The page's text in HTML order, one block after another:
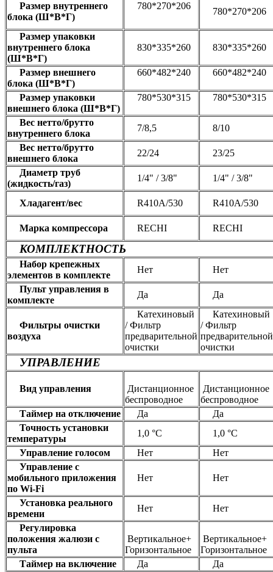
Размер внутреннего
блока (Ш*В*Г)
780*270*206
780*270*206
Размер упаковки
внутреннего блока
(Ш*В*Г)
830*335*260 830*335*260
Размер внешнего
блока (Ш*В*Г)
660*482*240 660*482*240
Размер упаковки
внешнего блока (Ш*В*Г)
780*530*315 780*530*315
Вес нетто/брутто
внутреннего блока
7/8,5
8/10
Вес нетто/брутто
внешнего блока
22/24
23/25
Диаметр труб
(жидкость/газ)
1/4" / 3/8" 1/4" / 3/8"
Хладагент/вес R410A/530 R410A/530
Марка компрессора RECHI RECHI
КОМПЛЕКТНОСТЬ
Набор крепежных
элементов в комплекте
Нет
Нет
Пульт управления в
комплекте
Да Да
Фильтры очистки
воздуха
Катехиновый
/ Фильтр
предварительной
очистки
Катехиновый
/ Фильтр
предварительной
очистки
УПРАВЛЕНИЕ
Вид управления
Дистанционное
беспроводное
Дистанционное
беспроводное
Таймер на отключение
Да
Да
Точность установки
температуры
1,0 °С
1,0 °С
Управление голосом
Нет
Нет
Управление c
мобильного приложения
по Wi-Fi
Нет Нет
Установка реального
времени
Нет
Нет
Регулировка
положения жалюзи с
пульта
Вертикальное+
Горизонтальное
Вертикальное+
Горизонтальное
Таймер на включение
Да Да